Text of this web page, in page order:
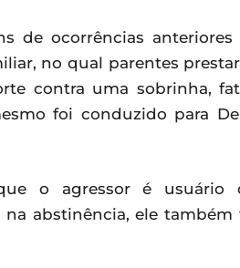
de ocorrências
no qual parentes
contra uma sobrinha,
foi conduzido para
o agressor é usuário
abstinência, ele